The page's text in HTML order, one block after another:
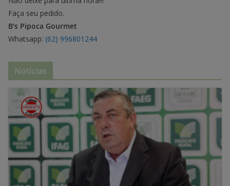
Faça seu pedido.
B's Pipoca Gourmet
Whatsapp: (62) 996801244
Notícias